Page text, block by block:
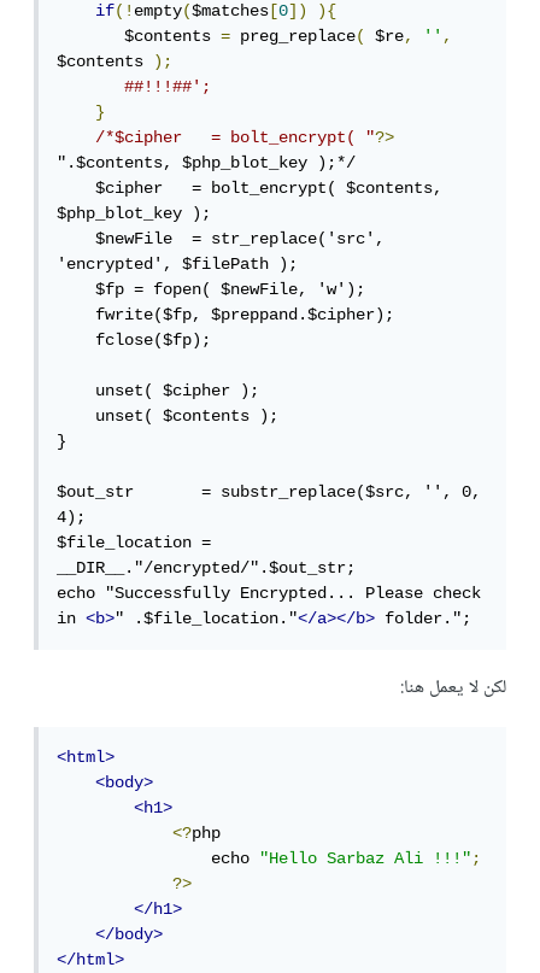
if(!empty($matches [0])
){
       $contents
= preg_replace( $re, '',
$contents );
##!!!##';
}
/*$cipher   = bolt_encrypt( "?>
".$contents, $php_blot_key );*/
    $cipher   = bolt_encrypt( $contents,
$php_blot_key );
    $newFile  = str_replace('src',
'encrypted', $filePath );
    $fp = fopen( $newFile, 'w');
    fwrite($fp, $preppand.$cipher);
    fclose($fp);
    unset( $cipher );
    unset( $contents );
}
$out_str       = substr_replace($src, '', 0,
4);
$file_location =
__DIR__."/encrypted/".$out_str;
echo "Successfully Encrypted... Please check
in <b>" .$file_location."</a></b> folder.";
لكن لا يعمل هنا:
<html>
<body>
<h1>
<?php
                echo
"Hello Sarbaz Ali !!!";
?>
</h1>
</body>
</html>